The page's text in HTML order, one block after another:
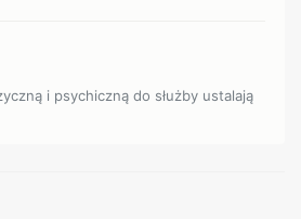
i psychiczną do służby ustalają